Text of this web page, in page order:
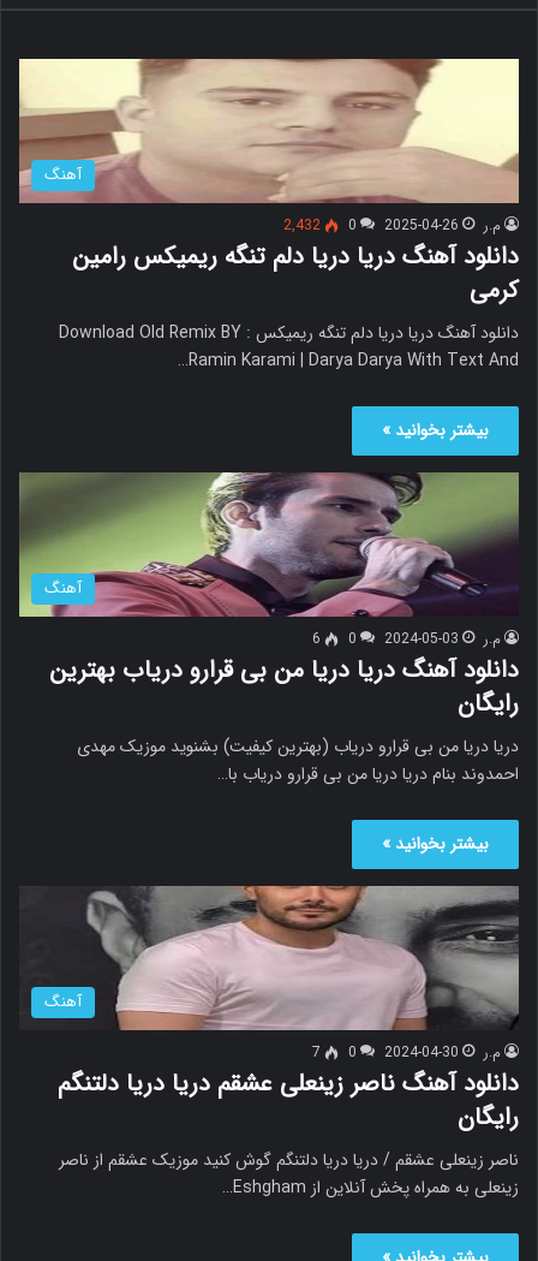
ج
ی
آهنگ
م.ر 2025-04-26
0
2,432
دانلود آهنگ دریا دریا دلم تنگه ریمیکس رامین
کرمی
دانلود آهنگ دریا دریا دلم تنگه ریمیکس Download Old Remix BY :
Ramin Karami | Darya Darya With Text And…
بیشتر بخوانید »
آهنگ
م.ر 2024-05-03
0
6
دانلود آهنگ دریا دریا من بی قرارو دریاب بهترین
رایگان
دریا دریا من بی قرارو دریاب (بهترین کیفیت) بشنوید موزیک مهدی
احمدوند بنام دریا دریا من بی قرارو دریاب با…
بیشتر بخوانید »
آهنگ
م.ر 2024-04-30
0
7
دانلود آهنگ ناصر زینعلی عشقم دریا دریا دلتنگم
رایگان
ناصر زینعلی عشقم / دریا دریا دلتنگم گوش کنید موزیک عشقم از ناصر
زینعلی به همراه پخش آنلاین از Eshgham…